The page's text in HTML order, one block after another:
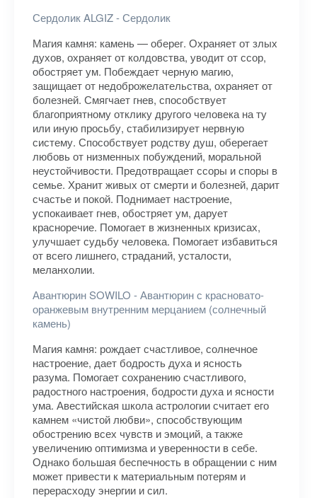
Сердолик ALGIZ - Сердолик
Магия камня: камень — оберег. Охраняет от злых
духов, охраняет от колдовства, уводит от ссор,
обостряет ум. Побеждает черную магию,
защищает от недоброжелательства, охраняет от
болезней. Смягчает гнев, способствует
благоприятному отклику другого человека на ту
или иную просьбу, стабилизирует нервную
систему. Способствует родству душ, оберегает
любовь от низменных побуждений, моральной
неустойчивости. Предотвращает ссоры и споры в
семье. Хранит живых от смерти и болезней, дарит
счастье и покой. Поднимает настроение,
успокаивает гнев, обостряет ум, дарует
красноречие. Помогает в жизненных кризисах,
улучшает судьбу человека. Помогает избавиться
от всего лишнего, страданий, усталости,
меланхолии.
Авантюрин SOWILO - Авантюрин с красновато-
оранжевым внутренним мерцанием (солнечный
камень)
Магия камня: рождает счастливое, солнечное
настроение, дает бодрость духа и ясность
разума. Помогает сохранению счастливого,
радостного настроения, бодрости духа и ясности
ума. Авестийская школа астрологии считает его
камнем «чистой любви», способствующим
обострению всех чувств и эмоций, а также
увеличению оптимизма и уверенности в себе.
Однако большая беспечность в обращении с ним
может привести к материальным потерям и
перерасходу энергии и сил.